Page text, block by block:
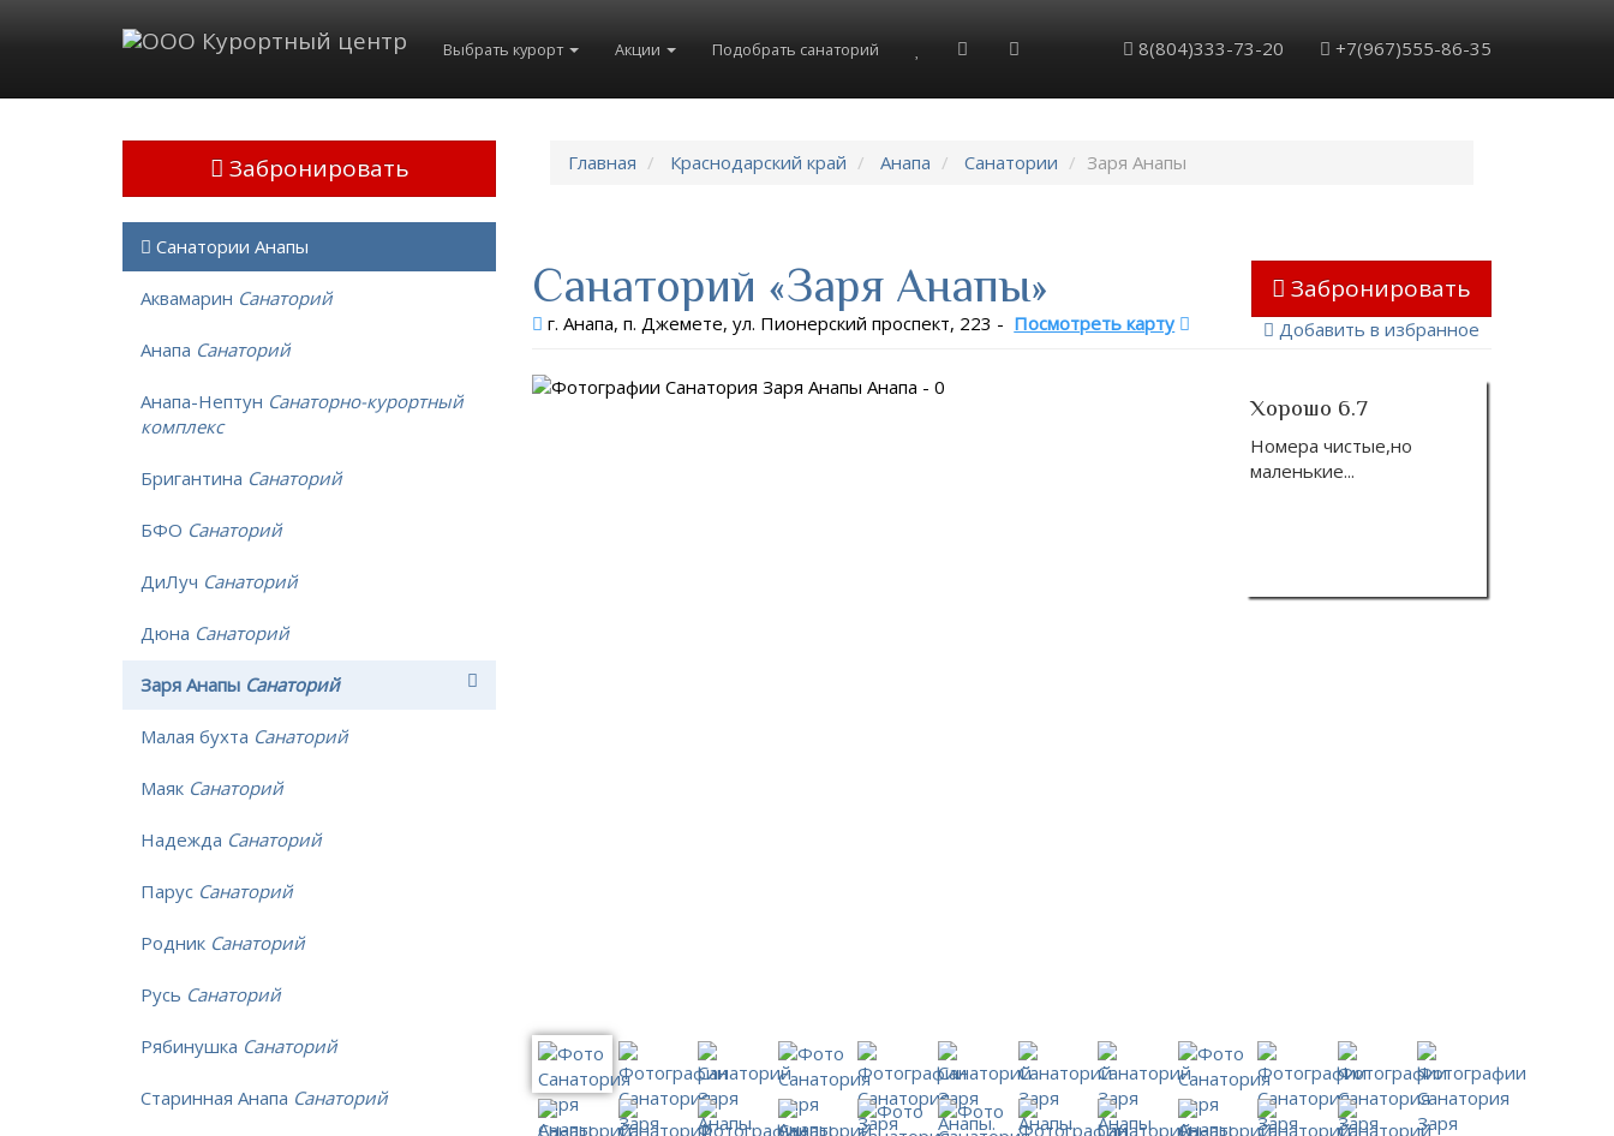
Выбрать курорт Акции Подобрать санаторий 8(804)333-73-20 +7(967)555-86-35
Главная Краснодарский край Анапа Санатории Заря Анапы
Забронировать
Добавить в избранное
Санаторий «Заря Анапы»
г. Анапа, п. Джемете, ул. Пионерский проспект, 223 - Посмотреть карту
Хорошо 6.7
Номера чистые,но
маленькие
Забронировать
Санатории Анапы
Аквамарин Санаторий
Анапа Санаторий
Анапа-Нептун Санаторно-курортный
комплекс
Бригантина Санаторий
БФО Санаторий
ДиЛуч Санаторий
Дюна Санаторий
Заря Анапы Санаторий
Малая бухта Санаторий
Маяк Санаторий
Надежда Санаторий
Парус Санаторий
Родник Санаторий
Русь Санаторий
Рябинушка Санаторий
Старинная Анапа Санаторий